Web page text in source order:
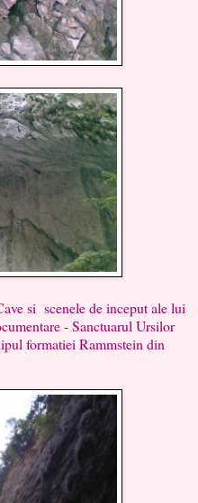
si scenele de inceput ale lui
- Sanctuarul Ursilor
formatiei Rammstein din